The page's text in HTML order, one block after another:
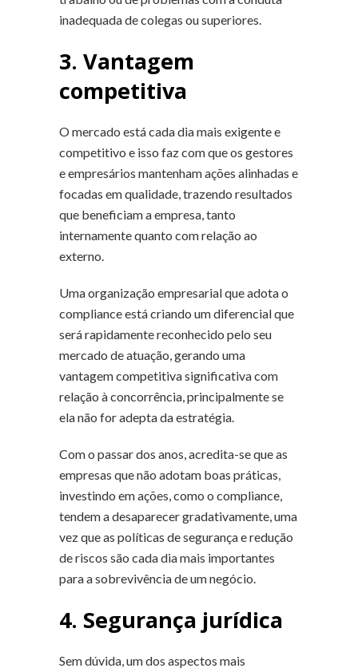
inadequada de colegas ou superiores.
3. Vantagem
competitiva
O mercado está cada dia mais exigente e
competitivo e isso faz com que os gestores
e empresários mantenham ações alinhadas e
focadas em qualidade, trazendo resultados
que beneficiam a empresa, tanto
internamente quanto com relação ao
externo.
Uma organização empresarial que adota o
compliance está criando um diferencial que
será rapidamente reconhecido pelo seu
mercado de atuação, gerando uma
vantagem competitiva significativa com
relação à concorrência, principalmente se
ela não for adepta da estratégia.
Com o passar dos anos, acredita-se que as
empresas que não adotam boas práticas,
investindo em ações, como o compliance,
tendem a desaparecer gradativamente, uma
vez que as políticas de segurança e redução
de riscos são cada dia mais importantes
para a sobrevivência de um negócio.
4. Segurança jurídica
Sem dúvida, um dos aspectos mais